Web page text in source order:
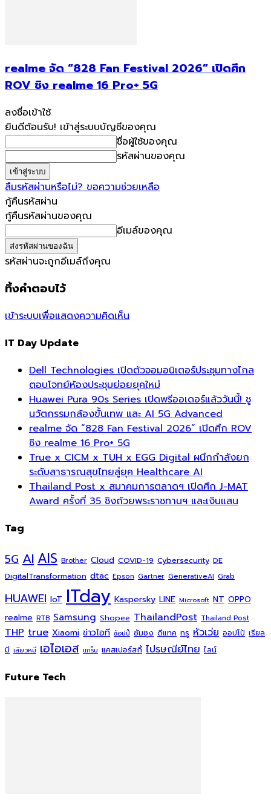
realme จัด “828 Fan Festival 2026” เปิดศึก
ROV ชิง realme 16 Pro+ 5G
ลงชื่อเข้าใช้
ยินดีต้อนรับ! เข้าสู่ระบบบัญชีของคุณ
ชื่อผู้ใช้ของคุณ
รหัสผ่านของคุณ
ลืมรหัสผ่านหรือไม่? ขอความช่วยเหลือ
กู้คืนรหัสผ่าน
กู้คืนรหัสผ่านของคุณ
อีเมล์ของคุณ
รหัสผ่านจะถูกอีเมล์ถึงคุณ
ทิ้งคำตอบไว้
เข้าระบบเพื่อแสดงความคิดเห็น
IT Day Update
Dell Technologies เปิดตัวจอมอนิเตอร์ประชุมทางไกล
ตอบโจทย์ห้องประชุมย่อยยุคใหม่
Huawei Pura 90s Series เปิดพรีออเดอร์แล้ววันนี้! ชู
นวัตกรรมกล้องขั้นเทพ และ AI 5G Advanced
realme จัด “828 Fan Festival 2026” เปิดศึก ROV
ชิง realme 16 Pro+ 5G
True x CICM x TUH x EGG Digital ผนึกกำลังยก
ระดับสาธารณสุขไทยสู่ยุค Healthcare AI
Thailand Post x สมาคมการตลาดฯ เปิดศึก J-MAT
Award ครั้งที่ 35 ชิงถ้วยพระราชทานฯ และเงินแสน
Tag
5G AI AIS Brother Cloud COVID-19 Cybersecurity DE
DigitalTransformation dtac Epson Gartner GenerativeAI Grab
HUAWEI IoT ITday Kaspersky LINE Microsoft NT OPPO
realme RTB Samsung Shopee ThailandPost Thailand Post
THP true Xiaomi ข่าวไอที ช้อปปี้ ซัมซุง ดีแทค ทรู หัวเว่ย ออปโป้ เรียล
มี เสียวหมี่ เอไอเอส แกร็บ แคสเปอร์สกี้ ไปรษณีย์ไทย ไลน์
Future Tech